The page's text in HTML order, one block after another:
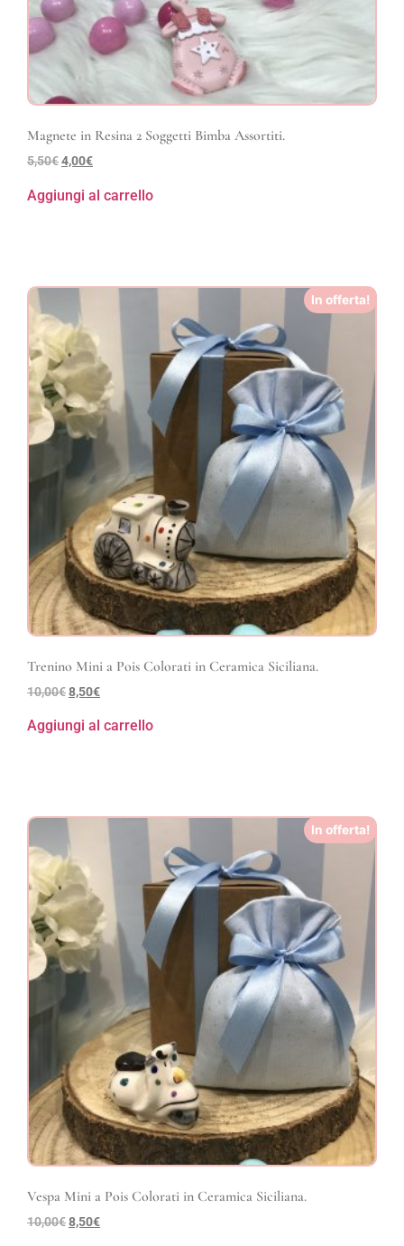
Magnete in Resina 2 Soggetti Bimba Assortiti.
5,50€4,00€
Aggiungi al carrello
In offerta!
Trenino Mini a Pois Colorati in Ceramica Siciliana.
10,00€8,50€
Aggiungi al carrello
In offerta!
Vespa Mini a Pois Colorati in Ceramica Siciliana.
10,00€8,50€